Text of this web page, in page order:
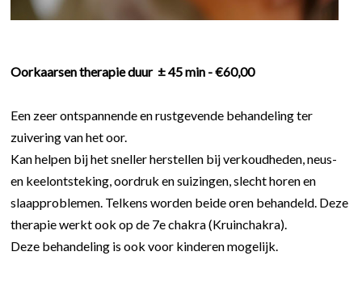
Oorkaarsen therapie duur ± 45 min - €60,00
Een zeer ontspannende en rustgevende behandeling ter
zuivering van het oor.
Kan helpen bij het sneller herstellen bij verkoudheden, neus-
en keelontsteking, oordruk en suizingen, slecht horen en
slaapproblemen. Telkens worden beide oren behandeld. Deze
therapie werkt ook op de 7e chakra (Kruinchakra).
Deze behandeling is ook voor kinderen mogelijk.